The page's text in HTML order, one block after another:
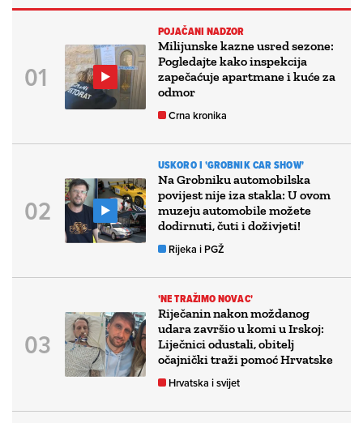
POJAČANI NADZOR
Milijunske kazne usred sezone:
Pogledajte kako inspekcija
zapečaćuje apartmane i kuće za
odmor
Crna kronika
USKORO I 'GROBNIK CAR SHOW'
Na Grobniku automobilska
povijest nije iza stakla: U ovom
muzeju automobile možete
dodirnuti, čuti i doživjeti!
Rijeka i PGŽ
'NE TRAŽIMO NOVAC'
Riječanin nakon moždanog
udara završio u komi u Irskoj:
Liječnici odustali, obitelj
očajnički traži pomoć Hrvatske
Hrvatska i svijet